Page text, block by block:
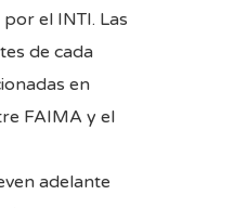
el INTI. Las
de cada
en
FAIMA y el
adelante